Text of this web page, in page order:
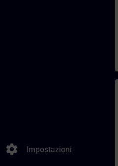
settings Impostazioni